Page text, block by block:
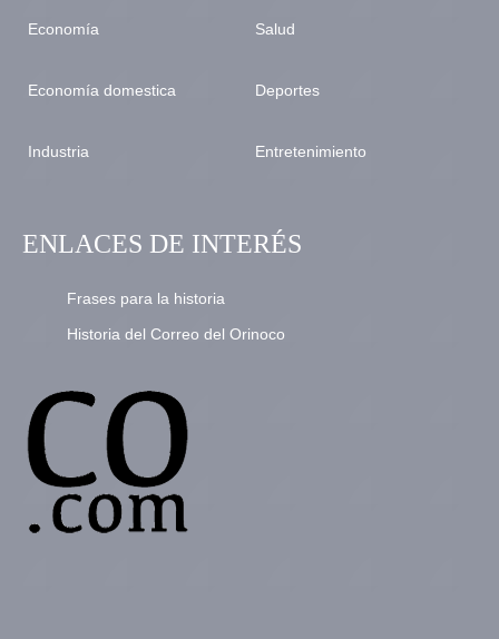
Economía
Economía domestica
Industria
Salud
Deportes
Entretenimiento
ENLACES DE INTERÉS
Frases para la historia
Historia del Correo del Orinoco